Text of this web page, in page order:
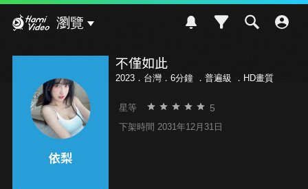
瀏覽
不僅如此
2023．台灣．6分鐘 ． 普遍級 ．HD畫質
星等 5
下架時間 2031年12月31日